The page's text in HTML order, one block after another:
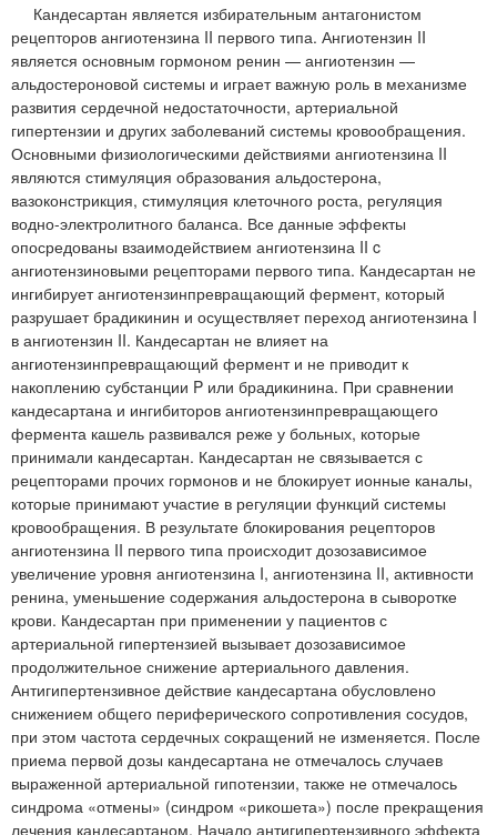
Кандесартан является избирательным антагонистом
рецепторов ангиотензина II первого типа. Ангиотензин II
является основным гормоном ренин — ангиотензин —
альдостероновой системы и играет важную роль в механизме
развития сердечной недостаточности, артериальной
гипертензии и других заболеваний системы кровообращения.
Основными физиологическими действиями ангиотензина II
являются стимуляция образования альдостерона,
вазоконстрикция, стимуляция клеточного роста, регуляция
водно-электролитного баланса. Все данные эффекты
опосредованы взаимодействием ангиотензина II c
ангиотензиновыми рецепторами первого типа. Кандесартан не
ингибирует ангиотензинпревращающий фермент, который
разрушает брадикинин и осуществляет переход ангиотензина I
в ангиотензин II. Кандесартан не влияет на
ангиотензинпревращающий фермент и не приводит к
накоплению субстанции P или брадикинина. При сравнении
кандесартана и ингибиторов ангиотензинпревращающего
фермента кашель развивался реже у больных, которые
принимали кандесартан. Кандесартан не связывается с
рецепторами прочих гормонов и не блокирует ионные каналы,
которые принимают участие в регуляции функций системы
кровообращения. В результате блокирования рецепторов
ангиотензина II первого типа происходит дозозависимое
увеличение уровня ангиотензина I, ангиотензина II, активности
ренина, уменьшение содержания альдостерона в сыворотке
крови. Кандесартан при применении у пациентов с
артериальной гипертензией вызывает дозозависимое
продолжительное снижение артериального давления.
Антигипертензивное действие кандесартана обусловлено
снижением общего периферического сопротивления сосудов,
при этом частота сердечных сокращений не изменяется. После
приема первой дозы кандесартана не отмечалось случаев
выраженной артериальной гипотензии, также не отмечалось
синдрома «отмены» (синдром «рикошета») после прекращения
лечения кандесартаном. Начало антигипертензивного эффекта